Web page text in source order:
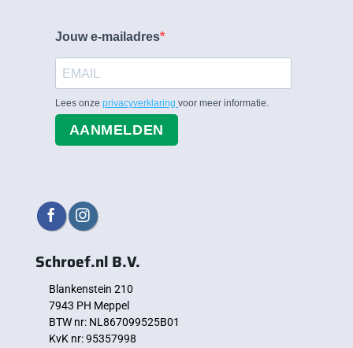
Jouw e-mailadres
Lees onze privacyverklaring voor meer informatie.
AANMELDEN
Schroef.nl B.V.
Blankenstein 210
7943 PH Meppel
BTW nr: NL867099525B01
KvK nr: 95357998